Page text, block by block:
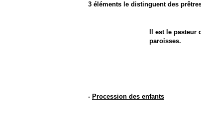
3 éléments le distinguent des
Il est le
paroisses.
- Procession des enfants